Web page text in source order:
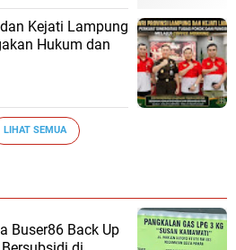
Kejati Lampung
Hukum dan
LIHAT SEMUA
Buser86 Back Up